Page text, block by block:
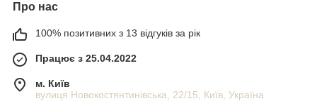
Про нас
100% позитивних з 13 відгуків за рік
Працює з 25.04.2022
м. Київ
вулиця Новокостянтинівська, 22/15, Київ, Україна